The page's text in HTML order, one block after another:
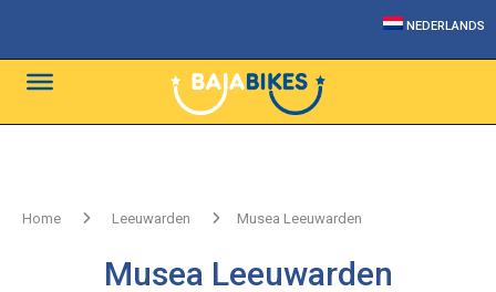
NEDERLANDS
Home Leeuwarden Musea Leeuwarden
Musea Leeuwarden